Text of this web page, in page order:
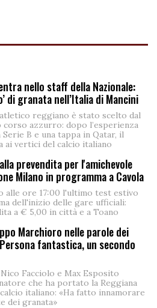
nello staff della Nazionale:
di granata nell’Italia di Mancini
reggiano è stato scelto dal
corso azzurro: dopo l’esperienza
Serie B e una tappa in Qatar, il
ai vertici del calcio italiano
prevendita per l'amichevole
Milano in programma a Cavola
alle ore 17:00 l'ultimo test estivo
dell'inizio delle gare ufficiali:
a € 5,00 in città e a Toano
Marchioro nelle parole dei
fantastica, un secondo
Facciolo e Max Esposito
che ha portato la Reggiana
italiano: «Ha fatto innamorare
dei granata»